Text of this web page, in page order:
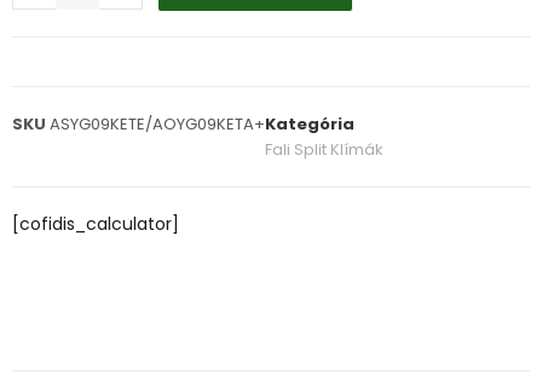
SKU ASYG09KETE/AOYG09KETA+Kategória
Fali Split Klímák
[cofidis_calculator]